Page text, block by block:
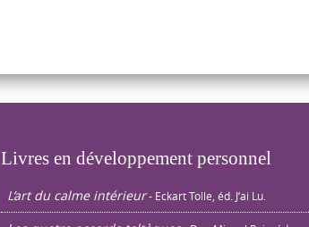
Livres en développement personnel
L’art du calme intérieur- Eckart Tolle, éd. J’ai Lu.